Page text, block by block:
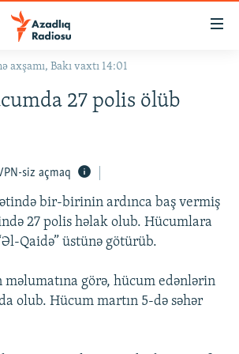
axşamı, Bakı vaxtı 14:01
27 polis ölüb
siz açmaq
bir-birinin ardınca baş vermiş
27 polis həlak olub. Hücumlara
Qaidə” üstünə götürüb.
məlumatına görə, hücum edənlərin
olub. Hücum martın 5-də səhər